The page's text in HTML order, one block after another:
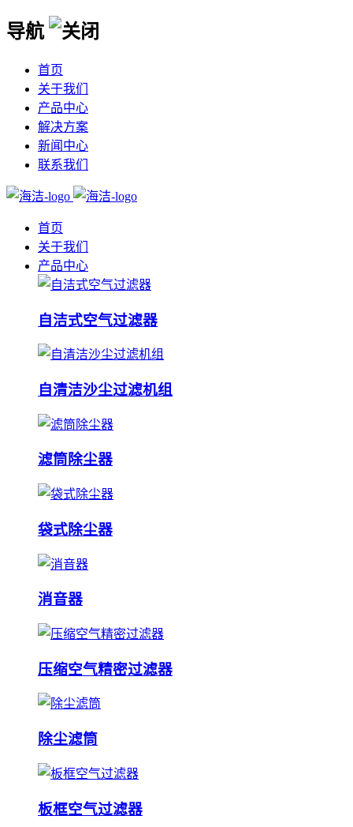
导航
首页
关于我们
产品中心
解决方案
新闻中心
联系我们
首页
关于我们
产品中心
自洁式空气过滤器
自清洁沙尘过滤机组
滤筒除尘器
袋式除尘器
消音器
压缩空气精密过滤器
除尘滤筒
板框空气过滤器